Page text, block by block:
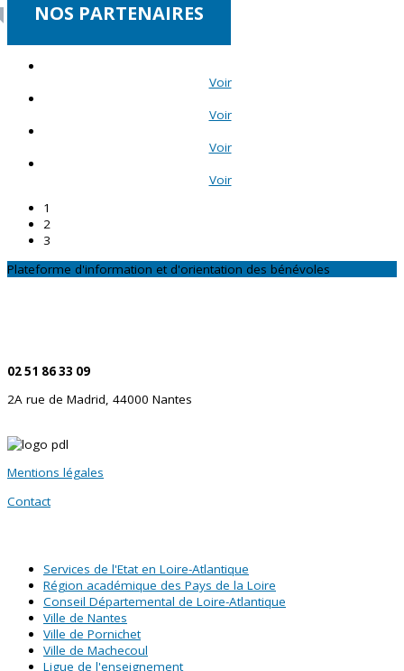
NOS PARTENAIRES
Voir
Voir
Voir
Voir
1
2
3
Plateforme d'information et d'orientation des bénévoles
02 51 86 33 09
2A rue de Madrid, 44000 Nantes
Mentions légales
Contact
Services de l'Etat en Loire-Atlantique
Région académique des Pays de la Loire
Conseil Départemental de Loire-Atlantique
Ville de Nantes
Ville de Pornichet
Ville de Machecoul
Ligue de l'enseignement